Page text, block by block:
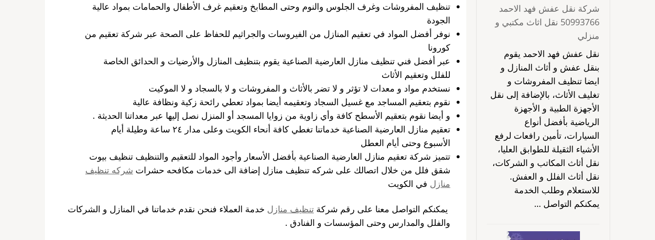
تنظيف المفروشات وغرف الجلوس والنوم وحتى المطابخ وتعقيم غرف الأطفال والحمامات بمواد عالية
الجودة
نوفر أفضل المواد في تعقيم المنازل من الفيروسات والجراثيم للحفاظ على الصحة عبر شركة تعقيم من
كورونا
عبر أفضل فني تنظيف منازل العارضية الصناعية يقوم بتنظيف المنازل والأرضيات و الحدائق الخاصة
للفلل وتعقيم الأثاث
نستخدم مواد و معدات لا تؤثر و لا تضر بالأثاث و المفروشات و لا بالسجاد و لا الموكيت
نقوم بتعقيم المساجد مع غسيل السجاد وتعقيمه أيضا بمواد تعطي رائحة زكية ونظافة عالية
و أيضا نقوم بتعقيم الأسطح كافة وأي زاوية من زوايا المسجد أو المنزل نصل إليها عبر معداتنا الحديثة .
تعقيم منازل العارضية الصناعية خدماتنا تغطي كافة أنحاء الكويت وعلى مدار ٢٤ ساعة وطيلة أيام
الأسبوع وحتى أيام العطل
تتميز شركة تعقيم منازل العارضية الصناعية بأفضل الأسعار وأجود المواد للتعقيم والتنظيف تنظيف بيوت
شقق فلل من خلال اتصالك على شركه تنظيف منازل إضافة الى خدمات مكافحه حشرات شركه تنظيف
منازل في الكويت
يمكنكم التواصل معنا على رقم شركة تنظيف منازل خدمة العملاء فنحن نقدم خدماتنا في المنازل و الشركات
والفلل والمدارس وحتى المؤسسات و الفنادق .
شركة نقل عفش فهد الاحمد
50993766 نقل اثاث مكتبي و
منزلي
نقل عفش فهد الاحمد يقوم
بنقل عفش و أثاث المنازل و
ايضا تنظيف المفروشات و
تغليف الأثاث، بالإضافة إلى نقل
الأجهزة الطبية و الأجهزة
الرياضية بأفضل أنواع
السيارات، تأمين رافعات لرفع
الأشياء الثقيلة للطوابق العليا،
نقل أثاث المكاتب و الشركات،
نقل أثاث الفلل و العفش.
للاستعلام وطلب الخدمة
يمكنكم التواصل …